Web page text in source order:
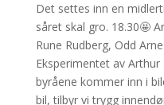
Det settes inn en
såret skal gro. 18.30🤩
Rune Rudberg, Odd
Eksperimentet av
byråene kommer inn i
bil, tilbyr vi trygg